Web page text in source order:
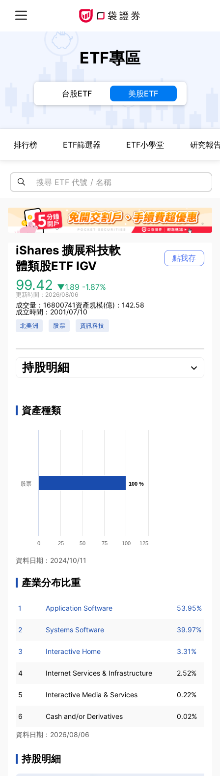
ETF專區
台股ETF 美股ETF
排行榜 ETF篩選器 ETF小學堂 研究報
iShares 擴展科技軟
體類股ETF IGV
點我存
99.42 ▼1.89 -1.87%
更新時間：2026/08/06
成交量：16800741資產規模(億)：142.58
成立時間：2001/07/10
北美洲 股票 資訊科技
持股明細
資產種類
100 %
100 %
股票
0 25 50 75 100 125
資料日期：2024/10/11
產業分布比重
1 Application Software 53.95%
2 Systems Software 39.97%
3 Interactive Home 3.31%
4 Internet Services & Infrastructure 2.52%
5 Interactive Media & Services 0.22%
6 Cash and/or Derivatives 0.02%
資料日期：2026/08/06
持股明細